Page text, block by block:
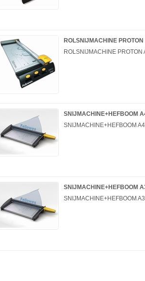
ROLSNIJMACHINE
ROLSNIJMACHINE PROTON
SNIJMACHINE+HEFBOOM
SNIJMACHINE+HEFBOOM
SNIJMACHINE+HEFBOOM
SNIJMACHINE+HEFBOOM